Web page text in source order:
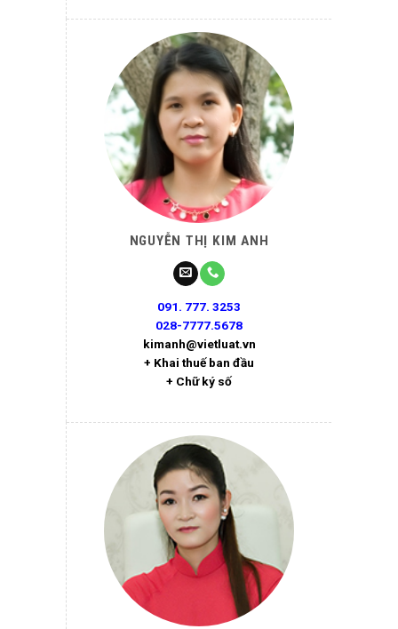
NGUYỄN THỊ KIM ANH
091. 777. 3253
028-7777.5678
kimanh@vietluat.vn
+ Khai thuế ban đầu
+ Chữ ký số